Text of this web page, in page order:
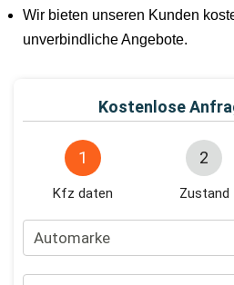
Wir bieten unseren Kunden
unverbindliche Angebote.